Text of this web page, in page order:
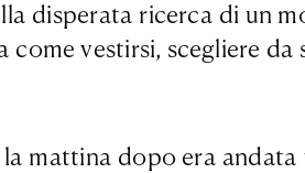
disperata ricerca di un
vestirsi, scegliere
mattina dopo era andata